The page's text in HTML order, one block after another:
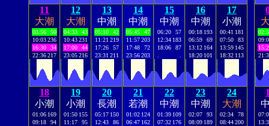
11
大潮
03:56
50
10:03236
16:30
34
22:36217
12
大潮
04:33
43
10:43231
17:00
44
23:05216
13
中潮
05:10
42
11:21 219
17:26
57
23:31 211
14
中潮
05:45
47
11:57203
17:48
72
23:56203
15
中潮
06:20
57
12:34 183
18:06
87
16
中潮
00:18 193
06:59
69
13:12 164
18:20 101
17
小潮
00:41 181
07:50
83
13:59 145
18:32 113
18
小潮
01:06 169
09:18
94
19
小潮
01:50 155
11:17
95
20
長潮
05:17 150
12:43
86
21
若潮
01:02 124
06:47 162
22
中潮
01:39 109
07:32 176
23
中潮
02:07
93
08:09 189
24
大潮
02:34
78
08:44200